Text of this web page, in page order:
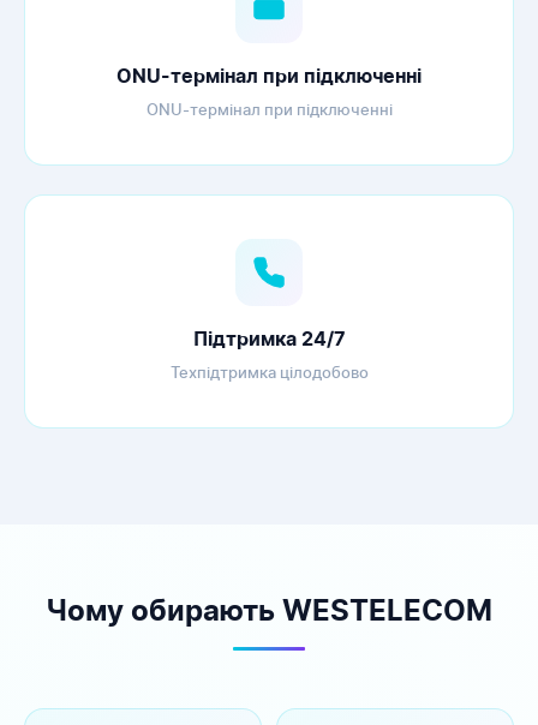
ONU-термінал при підключенні
ONU-термінал при підключенні
Підтримка 24/7
Техпідтримка цілодобово
Чому обирають WESTELECOM